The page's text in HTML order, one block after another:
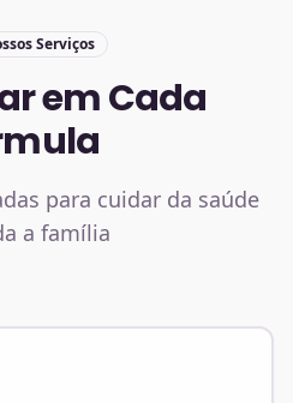
Serviços
em Cada
para cuidar da saúde
a família